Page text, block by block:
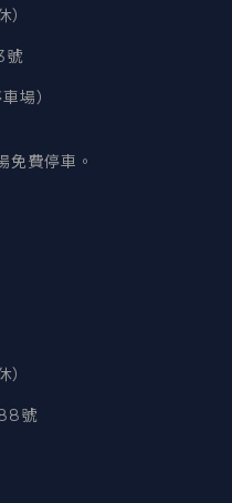
號
場）
免費停車。
號